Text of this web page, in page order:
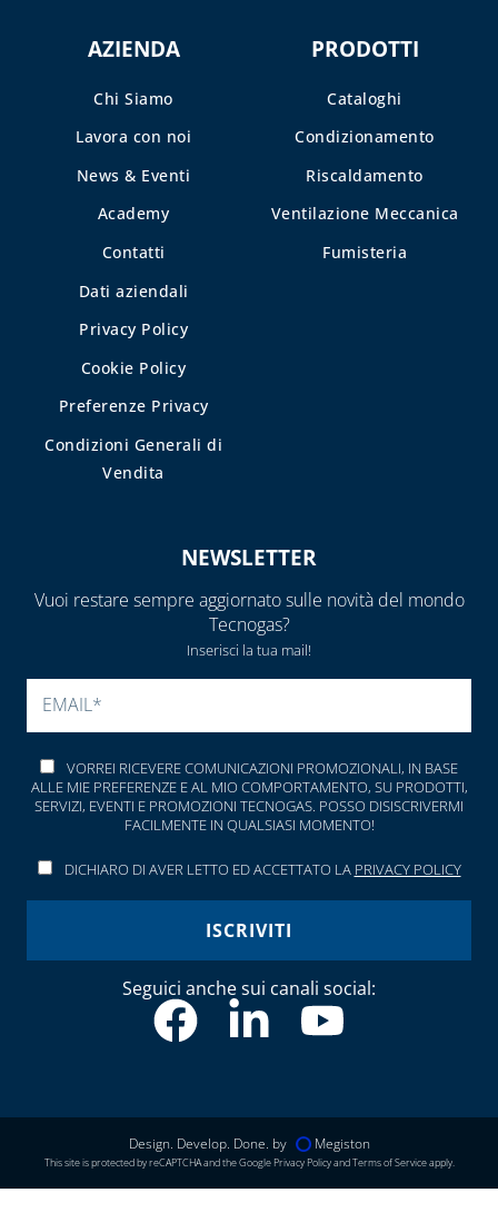
ED
PER GASOLIO
INDICATORI DI
LIVELLO E
CAPITOLO 10
FORNELLI E
BRUCIATORI
LEGHE SALDANTI
PRODOTTI PER
SALDATURA
AZIENDA
Chi Siamo
Lavora con noi
News & Eventi
Academy
Contatti
Dati aziendali
Privacy Policy
Cookie Policy
Preferenze Privacy
Condizioni Generali di
Vendita
PRODOTTI
Cataloghi
Condizionamento
Riscaldamento
Ventilazione Meccanica
Fumisteria
NEWSLETTER
Vuoi restare sempre aggiornato sulle novità del mondo
Tecnogas?
Inserisci la tua mail!
VORREI RICEVERE COMUNICAZIONI PROMOZIONALI, IN BASE
ALLE MIE PREFERENZE E AL MIO COMPORTAMENTO, SU PRODOTTI,
SERVIZI, EVENTI E PROMOZIONI TECNOGAS. POSSO DISISCRIVERMI
FACILMENTE IN QUALSIASI MOMENTO!
DICHIARO DI AVER LETTO ED ACCETTATO LA PRIVACY POLICY
Seguici anche sui canali social:
Design. Develop. Done. by Megiston
This site is protected by reCAPTCHA and the GooglePrivacy PolicyandTerms of Serviceapply.